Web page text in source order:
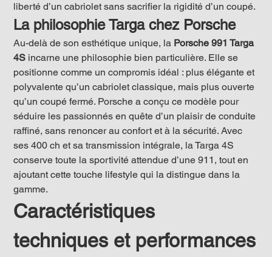
liberté d’un cabriolet sans sacrifier la rigidité d’un coupé.
La philosophie Targa chez Porsche
Au-delà de son esthétique unique, la Porsche 991 Targa
4S incarne une philosophie bien particulière. Elle se
positionne comme un compromis idéal : plus élégante et
polyvalente qu’un cabriolet classique, mais plus ouverte
qu’un coupé fermé. Porsche a conçu ce modèle pour
séduire les passionnés en quête d’un plaisir de conduite
raffiné, sans renoncer au confort et à la sécurité. Avec
ses 400 ch et sa transmission intégrale, la Targa 4S
conserve toute la sportivité attendue d’une 911, tout en
ajoutant cette touche lifestyle qui la distingue dans la
gamme.
Caractéristiques
techniques et performances